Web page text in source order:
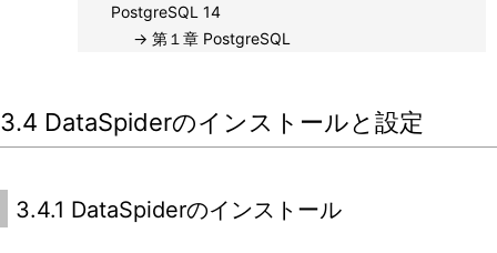
PostgreSQL 14
→ 第１章 PostgreSQL
3.4 DataSpiderのインストールと設定
3.4.1 DataSpiderのインストール